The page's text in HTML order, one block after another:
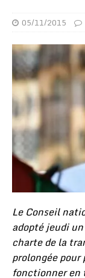
05/11/2015
Le Conseil
adopté jeudi
charte de la
prolongée pour
fonctionner en